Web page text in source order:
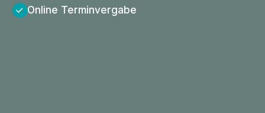
Online Terminvergabe